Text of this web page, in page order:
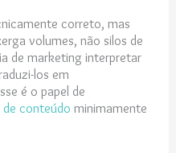
correto, mas
volumes, não silos de
de marketing interpretar
los em
é o papel de
conteúdo minimamente